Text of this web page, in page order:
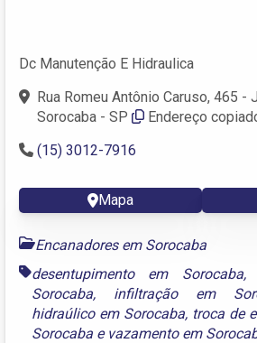
Dc Manutenção E Hidraulica
Rua Romeu Antônio Caruso, 465 -
Sorocaba - SP
Endereço
(15) 3012-7916
Mapa
Encanadores em Sorocaba
desentupimento em Sorocaba,
Sorocaba, infiltração em
hidraúlico em Sorocaba, troca de
Sorocaba e vazamento em